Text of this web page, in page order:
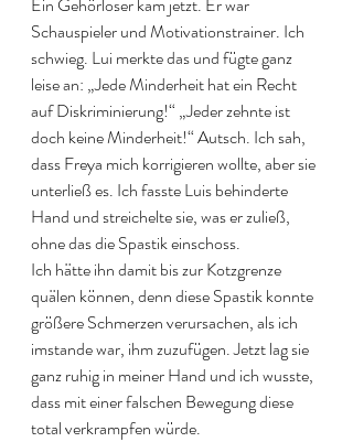
Schauspieler und Motivationstrainer. Ich
schwieg. Lui merkte das und fügte ganz
leise an: „Jede Minderheit hat ein Recht
auf Diskriminierung!“ „Jeder zehnte ist
doch keine Minderheit!“ Autsch. Ich sah,
dass Freya mich korrigieren wollte, aber sie
unterließ es. Ich fasste Luis behinderte
Hand und streichelte sie, was er zuließ,
ohne das die Spastik einschoss.
Ich hätte ihn damit bis zur Kotzgrenze
quälen können, denn diese Spastik konnte
größere Schmerzen verursachen, als ich
imstande war, ihm zuzufügen. Jetzt lag sie
ganz ruhig in meiner Hand und ich wusste,
dass mit einer falschen Bewegung diese
total verkrampfen würde.